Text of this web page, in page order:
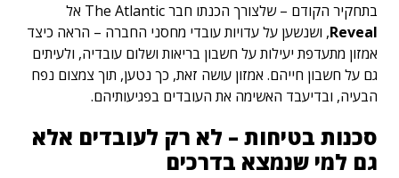
בתחקיר הקודם – שלצורך הכנתו חבר The Atlantic
אל
Reveal, ושנשען על עדויות עובדי מחסני החברה – הראה כיצד
אמזון מתעדפת יעילות על חשבון בריאות ושלום עובדיה, ולעיתים
גם על חשבון חייהם. אמזון עושה זאת, כך נטען, תוך צמצום נפח
הבעיה, ובדיעבד האשימה את העובדים בפגיעותיהם.
סכנות בטיחות – לא רק לעובדים אלא
גם למי שנמצא בדרכים